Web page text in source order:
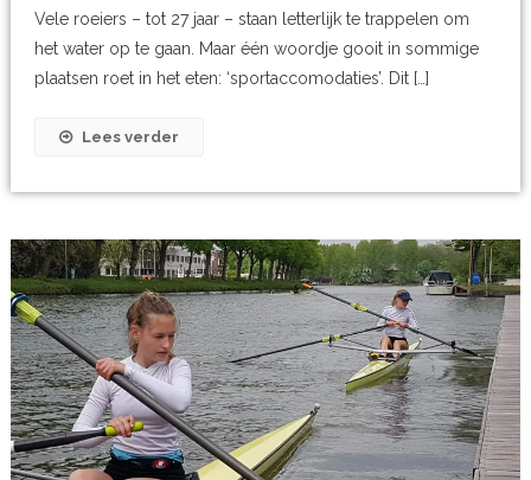
Vele roeiers – tot 27 jaar – staan letterlijk te trappelen om
het water op te gaan. Maar één woordje gooit in sommige
plaatsen roet in het eten: ‘sportaccomodaties’. Dit […]
Lees verder